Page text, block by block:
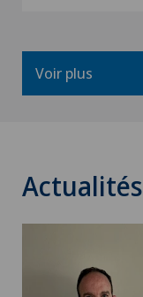
Voir plus
Actualités